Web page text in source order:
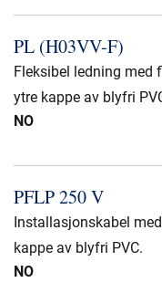
PL (H03VV-​F)
Fleksibel ledning med
ytre kappe av blyfri
NO
PFLP 250 V
Installasjonskabel
kappe av blyfri PVC.
NO